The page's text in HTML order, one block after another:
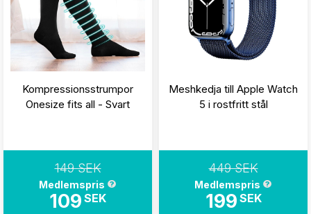
Kompressionsstrumpor
Onesize fits all - Svart
Medlemspris
109 SEK
149 SEK
Meshkedja till Apple Watch
5 i rostfritt stål
Medlemspris
199 SEK
449 SEK